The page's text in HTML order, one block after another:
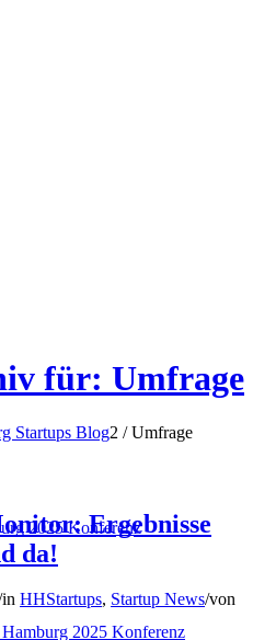
2025 Konferenz
2025 Konferenz
für: Umfrage
Startups Blog2 / Umfrage
Ergebnisse
da!
in HHStartups, Startup News/von